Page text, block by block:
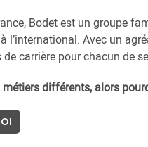
Bodet est un groupe
l’international. Avec un
carrière pour chacun de
différents, alors